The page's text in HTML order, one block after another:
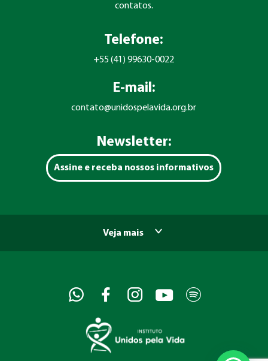
contatos.
Telefone:
+55 (41) 99630-0022
E-mail:
contato@unidospelavida.org.br
Newsletter:
Assine e receba nossos informativos
Veja mais